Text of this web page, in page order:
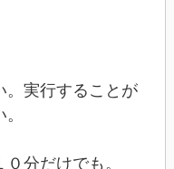
。実行することが
分だけでも。